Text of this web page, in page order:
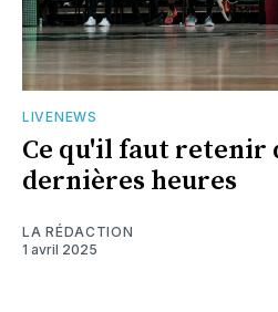
LIVENEWS
Ce qu'il faut retenir
dernières heures
LA RÉDACTION
1 avril 2025